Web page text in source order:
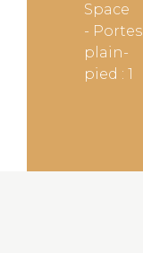
Space
- Portes
plain-
pied : 1